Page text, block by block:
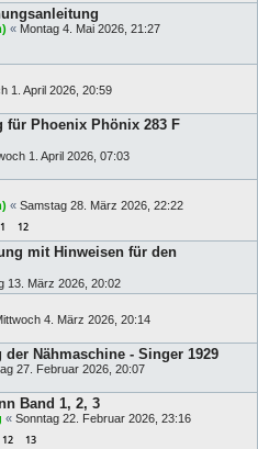
« Montag 4. Mai 2026, 21:27
1. April 2026, 20:59
für Phoenix Phönix 283 F
1. April 2026, 07:03
« Samstag 28. März 2026, 22:22
12
mit Hinweisen für den
13. März 2026, 20:02
4. März 2026, 20:14
Nähmaschine - Singer 1929
27. Februar 2026, 20:07
Band 1, 2, 3
« Sonntag 22. Februar 2026, 23:16
12 13